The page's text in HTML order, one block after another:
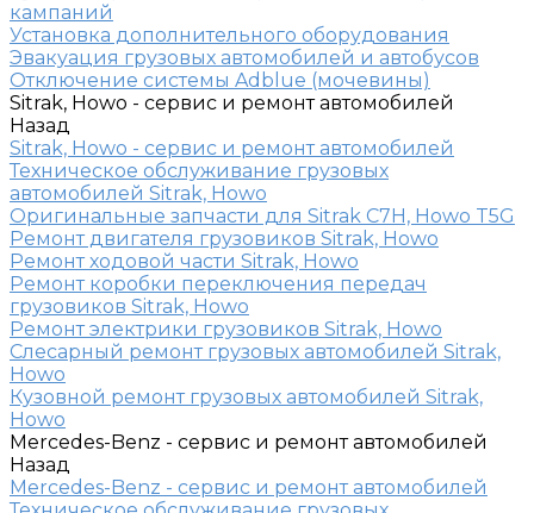
кампаний
Установка дополнительного оборудования
Эвакуация грузовых автомобилей и автобусов
Отключение системы Adblue (мочевины)
Sitrak, Howo - сервис и ремонт автомобилей
Назад
Sitrak, Howo - сервис и ремонт автомобилей
Техническое обслуживание грузовых
автомобилей Sitrak, Howo
Оригинальные запчасти для Sitrak C7H, Howo T5G
Ремонт двигателя грузовиков Sitrak, Howo
Ремонт ходовой части Sitrak, Howo
Ремонт коробки переключения передач
грузовиков Sitrak, Howo
Ремонт электрики грузовиков Sitrak, Howo
Слесарный ремонт грузовых автомобилей Sitrak,
Howo
Кузовной ремонт грузовых автомобилей Sitrak,
Howo
Mercedes-Benz - сервис и ремонт автомобилей
Назад
Mercedes-Benz - сервис и ремонт автомобилей